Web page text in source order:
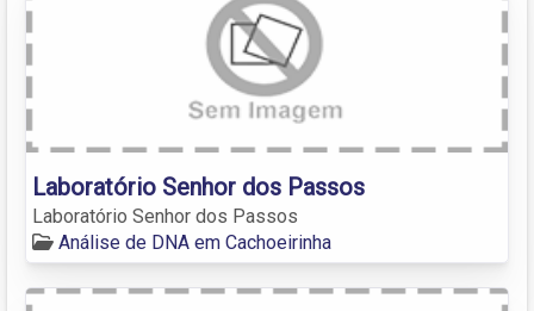
Laboratório Senhor dos Passos
Laboratório Senhor dos Passos
Análise de DNA em Cachoeirinha